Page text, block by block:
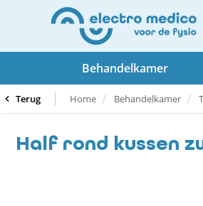
Behandelkamer
Terug Home Behandelkamer
Half rond kussen